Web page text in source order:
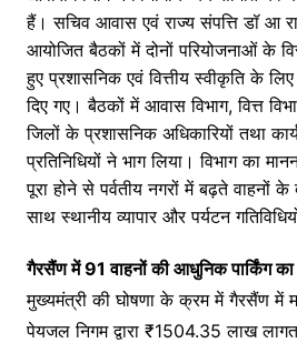
o
k
p g
er
हैं। सचिव आवास एवं राज्य संपत्ति डॉ आ
आयोजित बैठकों में दोनों परियोजनाओं के
हुए प्रशासनिक एवं वित्तीय स्वीकृति के लिए
दिए गए। बैठकों में आवास विभाग, वित्त
जिलों के प्रशासनिक अधिकारियों तथा
प्रतिनिधियों ने भाग लिया। विभाग का
पूरा होने से पर्वतीय नगरों में बढ़ते वाहनों
साथ स्थानीय व्यापार और पर्यटन
गैरसैंण में 91 वाहनों की आधुनिक पार्किंग का
मुख्यमंत्री की घोषणा के क्रम में गैरसैंण में
पेयजल निगम द्वारा ₹1504.35 लाख